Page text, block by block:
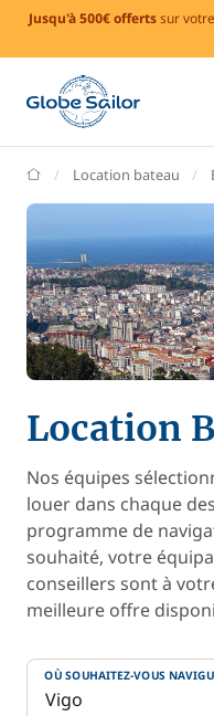
Jusqu'à 500€ offertssur
GlobeSailor
Location bateau
Location
Nos équipes
louer dans chaque
programme de
souhaité, votre
conseillers sont à
meilleure offre
OÙ SOUHAITEZ-VOUS